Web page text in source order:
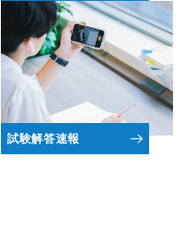
試験解答速報